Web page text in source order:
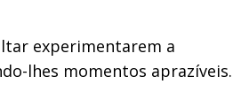
experimentarem a
lhes momentos aprazíveis.